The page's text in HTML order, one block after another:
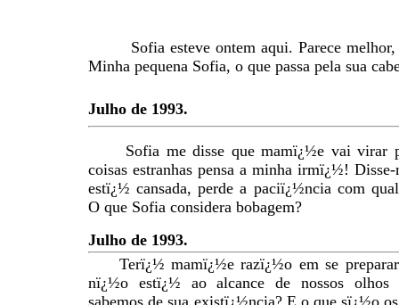
Sofia esteve ontem aqui. Parece
Minha pequena Sofia, o que passa pela sua
Julho de 1993.
Sofia me disse que mamï¿½e vai virar
coisas estranhas pensa a minha irmï¿½!
estï¿½ cansada, perde a paciï¿½ncia com
O que Sofia considera bobagem?
Julho de 1993.
Terï¿½ mamï¿½e razï¿½o em se
nï¿½o estï¿½ ao alcance de nossos olhos
sabemos de sua existï¿½ncia? E o que sï¿½o